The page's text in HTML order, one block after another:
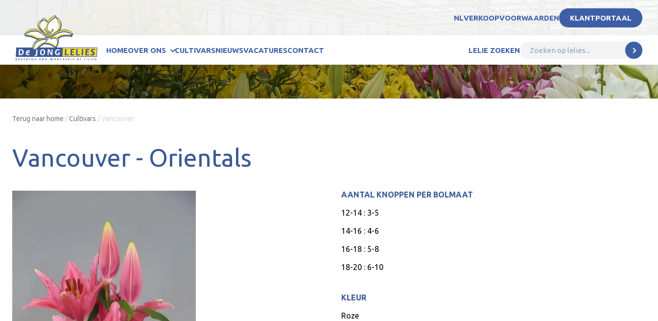
NLVERKOOPVOORWAARDEN KLANTPORTAAL
HOMEOVER ONS CULTIVARSNIEUWSVACATURESCONTACT LELIE ZOEKEN
Terug naar home /Cultivars /Vancouver
Vancouver - Orientals
AANTAL KNOPPEN PER BOLMAAT
12-14 : 3-5
14-16 : 4-6
16-18 : 5-8
18-20 : 6-10
KLEUR
Roze